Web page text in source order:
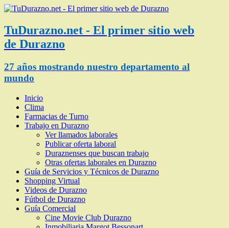
TuDurazno.net - El primer sitio web
de Durazno
27 años mostrando nuestro departamento al
mundo
Inicio
Clima
Farmacias de Turno
Trabajo en Durazno
Ver llamados laborales
Publicar oferta laboral
Duraznenses que buscan trabajo
Otras ofertas laborales en Durazno
Guía de Servicios y Técnicos de Durazno
Shopping Virtual
Videos de Durazno
Fútbol de Durazno
Guía Comercial
Cine Movie Club Durazno